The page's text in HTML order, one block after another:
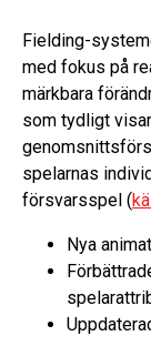
Fielding-
med fokus på
märkbara
som tydligt
spelarnas
försvarsspel (
Nya